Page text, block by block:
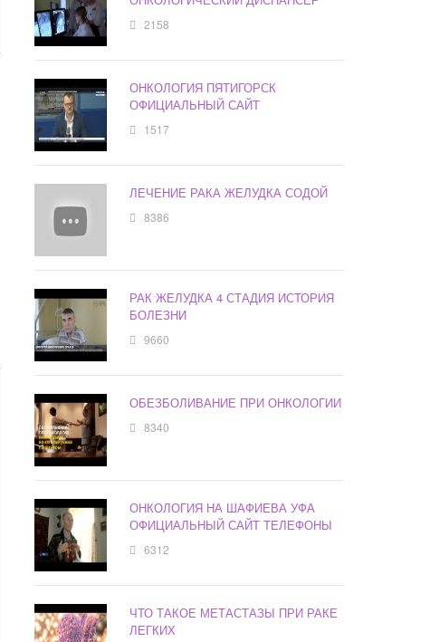
2158
ОНКОЛОГИЯ ПЯТИГОРСК
ОФИЦИАЛЬНЫЙ САЙТ
1517
ЛЕЧЕНИЕ РАКА ЖЕЛУДКА СОДОЙ
8386
РАК ЖЕЛУДКА 4 СТАДИЯ ИСТОРИЯ
БОЛЕЗНИ
9660
ОБЕЗБОЛИВАНИЕ ПРИ ОНКОЛОГИИ
8340
ОНКОЛОГИЯ НА ШАФИЕВА УФА
ОФИЦИАЛЬНЫЙ САЙТ ТЕЛЕФОНЫ
6312
ЧТО ТАКОЕ МЕТАСТАЗЫ ПРИ РАКЕ
ЛЕГКИХ